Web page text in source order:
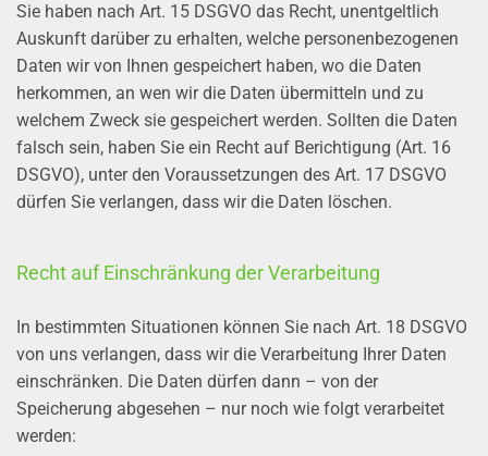
Sie haben nach Art. 15 DSGVO das Recht, unentgeltlich
Auskunft darüber zu erhalten, welche personenbezogenen
Daten wir von Ihnen gespeichert haben, wo die Daten
herkommen, an wen wir die Daten übermitteln und zu
welchem Zweck sie gespeichert werden. Sollten die Daten
falsch sein, haben Sie ein Recht auf Berichtigung (Art. 16
DSGVO), unter den Voraussetzungen des Art. 17 DSGVO
dürfen Sie verlangen, dass wir die Daten löschen.
Recht auf Einschränkung der Verarbeitung
In bestimmten Situationen können Sie nach Art. 18 DSGVO
von uns verlangen, dass wir die Verarbeitung Ihrer Daten
einschränken. Die Daten dürfen dann – von der
Speicherung abgesehen – nur noch wie folgt verarbeitet
werden: